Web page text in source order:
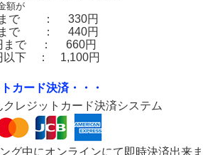
額が
まで ： 330円
まで ： 440円
まで ： 660円
以下 ： 1,100円
カード決済・・・
クレジットカード決済システム
グ中にオンラインにて即時決済出来